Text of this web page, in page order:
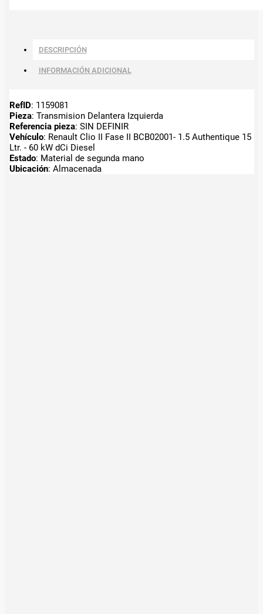
DESCRIPCIÓN
INFORMACIÓN ADICIONAL
RefID: 1159081
Pieza: Transmision Delantera Izquierda
Referencia pieza: SIN DEFINIR
Vehículo: Renault Clio II Fase II BCB02001- 1.5 Authentique 15
Ltr. - 60 kW dCi Diesel
Estado: Material de segunda mano
Ubicación: Almacenada